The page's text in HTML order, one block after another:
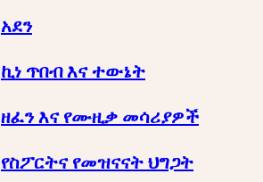
አደን
ኪነ ጥበብ እና ተውኔት
ዘፈን እና የሙዚቃ መሳሪያዎች
የስፖርትና የመዝናናት ህግጋት